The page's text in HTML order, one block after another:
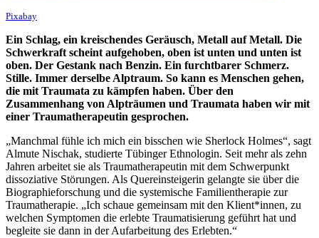
Pixabay
Ein Schlag, ein kreischendes Geräusch, Metall auf Metall. Die
Schwerkraft scheint aufgehoben, oben ist unten und unten ist
oben. Der Gestank nach Benzin. Ein furchtbarer Schmerz.
Stille. Immer derselbe Alptraum. So kann es Menschen gehen,
die mit Traumata zu kämpfen haben. Über den
Zusammenhang von Alpträumen und Traumata haben wir mit
einer Traumatherapeutin gesprochen.
„Manchmal fühle ich mich ein bisschen wie Sherlock Holmes“, sagt
Almute Nischak, studierte Tübinger Ethnologin. Seit mehr als zehn
Jahren arbeitet sie als Traumatherapeutin mit dem Schwerpunkt
dissoziative Störungen. Als Quereinsteigerin gelangte sie über die
Biographieforschung und die systemische Familientherapie zur
Traumatherapie. „Ich schaue gemeinsam mit den Klient*innen, zu
welchen Symptomen die erlebte Traumatisierung geführt hat und
begleite sie dann in der Aufarbeitung des Erlebten.“